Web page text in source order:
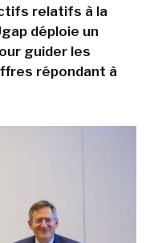
relatifs à la
déploie un
guider les
répondant à